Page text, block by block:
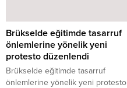
Brükselde eğitimde tasarruf
önlemlerine yönelik yeni
protesto düzenlendi
Brükselde eğitimde tasarruf
önlemlerine yönelik yeni protesto